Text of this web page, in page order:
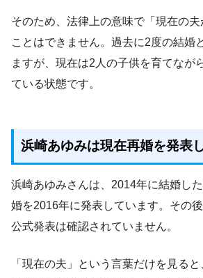
そのため、法律上の意味で「現在の
ことはできません。過去に2度の結婚
ますが、現在は2人の子供を育てなが
ている状態です。
浜崎あゆみは現在再婚を発表
浜崎あゆみさんは、2014年に結婚し
婚を2016年に発表しています。その
公式発表は確認されていません。
「現在の夫」という言葉だけを見る